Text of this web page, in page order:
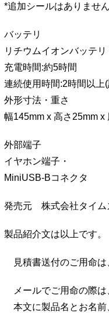
*追加シールはありません
バッテリ
リチウムイオンバッテ
充電時間:約5時間
連続使用時間:2時間以上
外形寸法・重さ
幅145mm x 高さ25mm x
外部端子
イヤホン端子・
MiniUSB-Bコネクタ
発売元 株式会社タイム
製品紹介文は以上です。
見積書送付のご用命は
メールでご用命の際は
本文に製品名とお名前